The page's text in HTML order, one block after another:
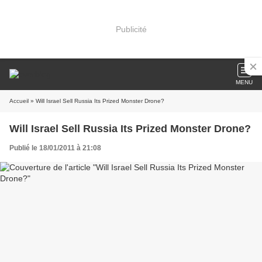
Publicité
MENU
Accueil » Will Israel Sell Russia Its Prized Monster Drone?
Will Israel Sell Russia Its Prized Monster Drone?
Publié le 18/01/2011 à 21:08